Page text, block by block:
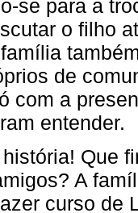
se para a
o filho
de
com a
entender.
Que
A
curso de